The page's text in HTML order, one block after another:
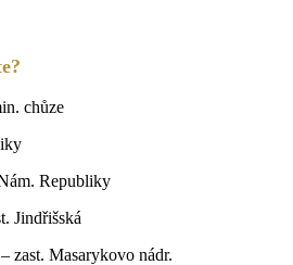
chůze
Republiky
Jindřišská
zast. Masarykovo nádr.